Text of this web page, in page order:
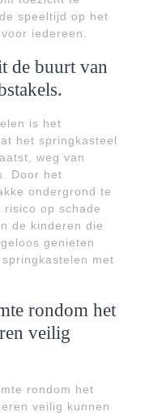
speeltijd op het
iedereen.
de buurt van
is het
het springkasteel
weg van
Door het
ondergrond te
op schade
de kinderen die
genieten
met
rondom het
veilig
rondom het
veilig kunnen